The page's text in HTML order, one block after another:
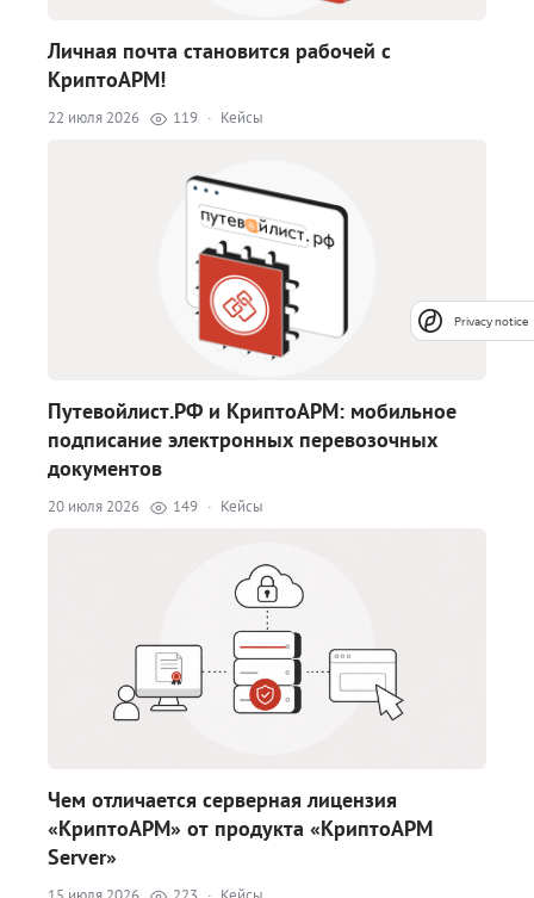
Личная почта становится рабочей с
КриптоАРМ!
22 июля 2026 119 · Кейсы
Путевойлист.РФ и КриптоАРМ: мобильное
подписание электронных перевозочных
документов
20 июля 2026 149 · Кейсы
Чем отличается серверная лицензия
«КриптоАРМ» от продукта «КриптоАРМ
Server»
Privacy notice